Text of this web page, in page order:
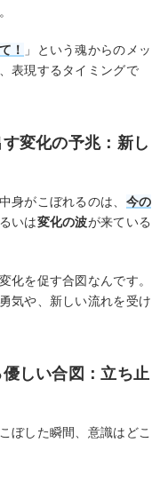
！
」という魂からのメッ
表現するタイミングで
変化の予兆：新し
身がこぼれるのは、 今の
るいは変化の波が来ている
化を促す合図なんです。
気や、新しい流れを受け
優しい合図：立ち止
ぼした瞬間、意識はどこ